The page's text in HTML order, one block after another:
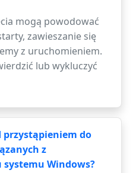
mogą powodować
zawieszanie się
z uruchomieniem.
lub wykluczyć
przystąpieniem do
z
Windows?